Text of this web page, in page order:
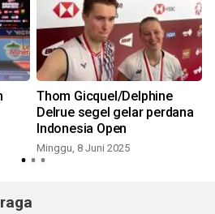
Thom Gicquel/Delphine
Delrue segel gelar perdana
Indonesia Open
Minggu, 8 Juni 2025